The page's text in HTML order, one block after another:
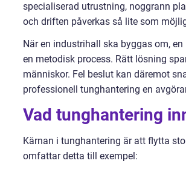
specialiserad utrustning, noggrann
och driften påverkas så lite som
När en industrihall ska byggas om,
en metodisk process. Rätt lösning
människor. Fel beslut kan däremot
professionell tunghantering en
Vad tunghantering
Kärnan i tunghantering är att flytta
omfattar detta till exempel: